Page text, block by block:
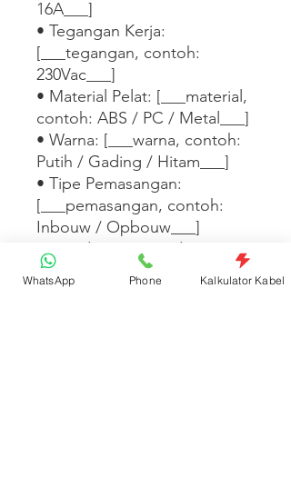
16A___]
• Tegangan Kerja:
[___tegangan, contoh:
230Vac___]
• Material Pelat: [___material,
contoh: ABS / PC / Metal___]
• Warna: [___warna, contoh:
Putih / Gading / Hitam___]
• Tipe Pemasangan:
[___pemasangan, contoh:
Inbouw / Opbouw___]
• Standar: [___standar,
contoh: SNI / IEC 60669___]
Tersedia dalam
WhatsApp Phone Kalkulator Kabel